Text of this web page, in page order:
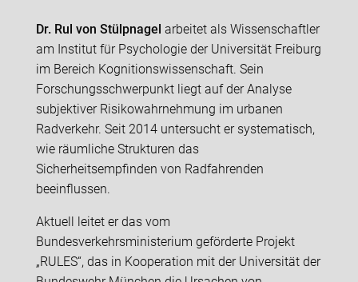
Dr. Rul von Stülpnagel arbeitet als Wissenschaftler
am Institut für Psychologie der Universität Freiburg
im Bereich Kognitionswissenschaft. Sein
Forschungsschwerpunkt liegt auf der Analyse
subjektiver Risikowahrnehmung im urbanen
Radverkehr. Seit 2014 untersucht er systematisch,
wie räumliche Strukturen das
Sicherheitsempfinden von Radfahrenden
beeinflussen.
Aktuell leitet er das vom
Bundesverkehrsministerium geförderte Projekt
„RULES“, das in Kooperation mit der Universität der